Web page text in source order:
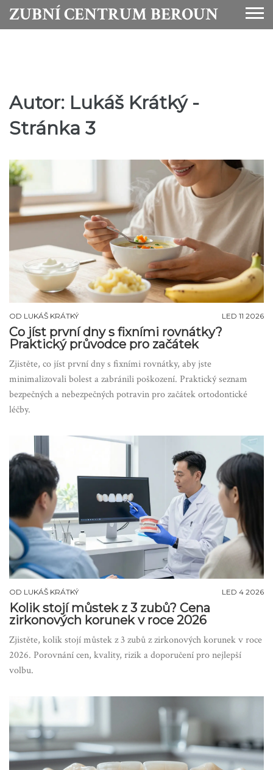
ZUBNÍ CENTRUM BEROUN
Autor: Lukáš Krátký -
Stránka 3
OD LUKÁŠ KRÁTKÝ LED 11 2026
Co jíst první dny s fixními rovnátky?
Praktický průvodce pro začátek
Zjistěte, co jíst první dny s fixními rovnátky, aby jste
minimalizovali bolest a zabránili poškození. Praktický seznam
bezpečných a nebezpečných potravin pro začátek ortodontické
léčby.
OD LUKÁŠ KRÁTKÝ LED 4 2026
Kolik stojí můstek z 3 zubů? Cena
zirkonových korunek v roce 2026
Zjistěte, kolik stojí můstek z 3 zubů z zirkonových korunek v roce
2026. Porovnání cen, kvality, rizik a doporučení pro nejlepší
volbu.